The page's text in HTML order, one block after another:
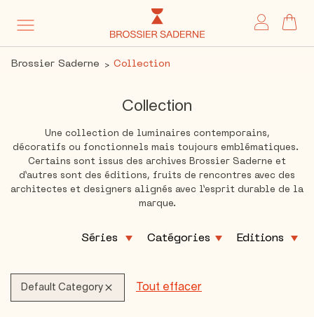
Brossier Saderne Collection
Collection
Une collection de luminaires contemporains,
décoratifs ou fonctionnels mais toujours emblématiques.
Certains sont issus des archives Brossier Saderne et
d’autres sont des éditions, fruits de rencontres avec des
architectes et designers alignés avec l’esprit durable de la
marque.
Tout effacer
Default Category